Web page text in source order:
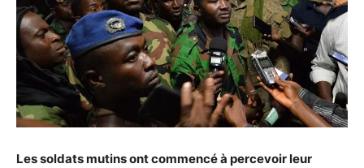
Les soldats mutins ont commencé à percevoir leur